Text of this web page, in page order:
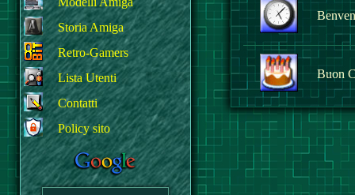
Storia Amiga
Retro-Gamers
Lista Utenti
Contatti
Policy sito
Buon